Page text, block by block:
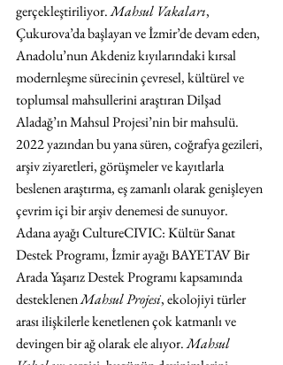
gerçekleştiriliyor. Mahsul Vakaları,
Çukurova’da başlayan ve İzmir’de devam eden,
Anadolu’nun Akdeniz kıyılarındaki kırsal
modernleşme sürecinin çevresel, kültürel ve
toplumsal mahsullerini araştıran Dilşad
Aladağ’ın Mahsul Projesi’nin bir mahsulü.
2022 yazından bu yana süren, coğrafya gezileri,
arşiv ziyaretleri, görüşmeler ve kayıtlarla
beslenen araştırma, eş zamanlı olarak genişleyen
çevrim içi bir arşiv denemesi de sunuyor.
Adana ayağı CultureCIVIC: Kültür Sanat
Destek Programı, İzmir ayağı BAYETAV Bir
Arada Yaşarız Destek Programı kapsamında
desteklenen Mahsul Projesi, ekolojiyi türler
arası ilişkilerle kenetlenen çok katmanlı ve
devingen bir ağ olarak ele alıyor.Mahsul